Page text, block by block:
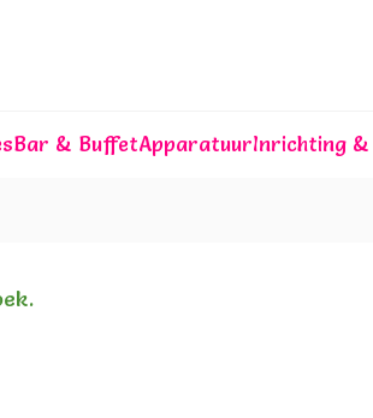
Bar & BuffetApparatuurInrichting